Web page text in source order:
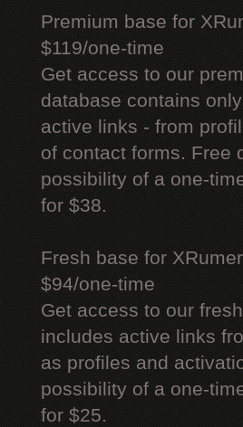
Premium base for
$119/one-time
Get access to our
database contains
active links - from
of contact forms. Free
possibility of a one-
for $38.
Fresh base for XRumer
$94/one-time
Get access to our
includes active links
as profiles and
possibility of a one-
for $25.